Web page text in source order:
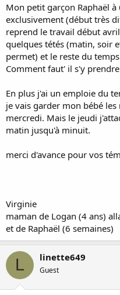
Mon petit garçon Raphaël
exclusivement (début très
reprend le travail début
quelques tétés (matin, soir
permet) et le reste du
Comment faut' il s'y
En plus j'ai un emploie du
je vais garder mon bébé
mercredi. Mais le jeudi
matin jusqu'à minuit.
merci d'avance pour vos
Virginie
maman de Logan (4 ans)
et de Raphaël (6 semaines)
L linette649
Guest